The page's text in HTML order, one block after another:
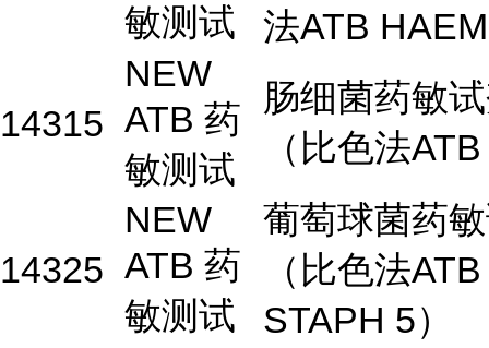
敏测试
法ATB
14315
NEW
ATB 药
敏测试
肠细菌药敏
（比色法
14325
NEW
ATB 药
敏测试
葡萄球菌药
（比色法ATB
STAPH 5）